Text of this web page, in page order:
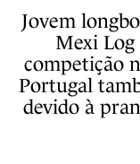
Jovem
Mexi Log
competição
Portugal
devido à